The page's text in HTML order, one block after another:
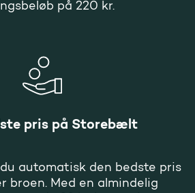
på 220 kr.
pris på Storebælt
automatisk den bedste pris
broen. Med en almindelig